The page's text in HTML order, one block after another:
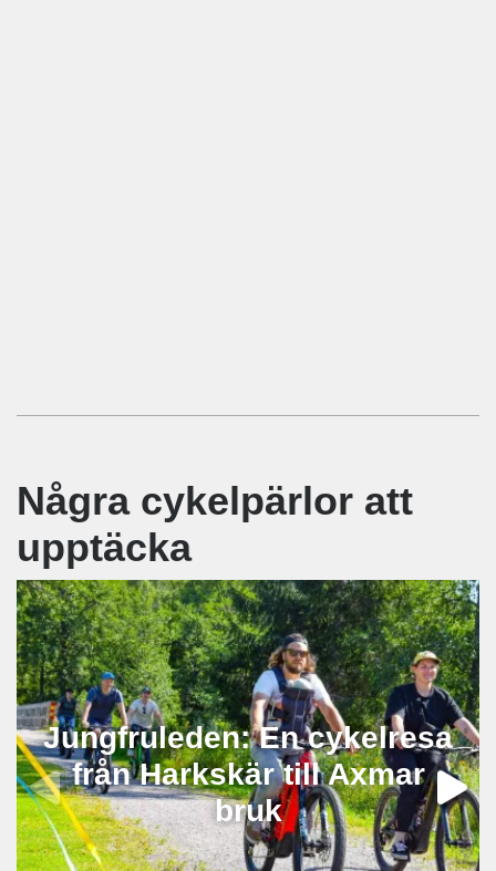
Några cykelpärlor att
upptäcka
Jungfruleden: En cykelresa
från Harkskär till Axmar
bruk